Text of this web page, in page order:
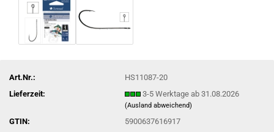
Art.Nr.:
HS11087-20
Lieferzeit:
3-5 Werktage ab 31.08.2026
(Ausland abweichend)
GTIN: 5900637616917